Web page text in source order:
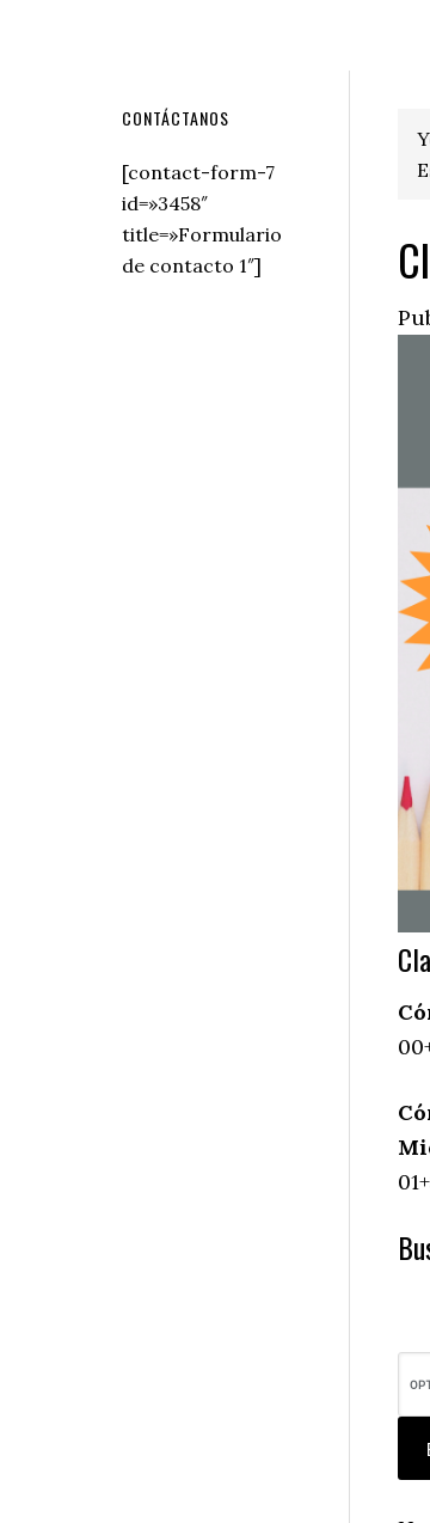
01+
Secondary
Sidebar
CONTÁCTANOS
[contact-form-7
id=»3458″
title=»Formulario
de contacto 1″]